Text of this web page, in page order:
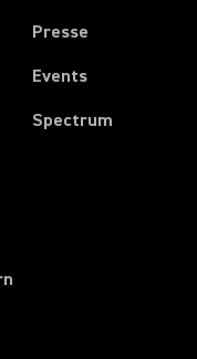
Presse
Events
Spectrum